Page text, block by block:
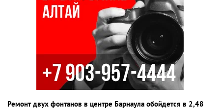
Ремонт двух фонтанов в центре Барнаула обойдется в 2,48